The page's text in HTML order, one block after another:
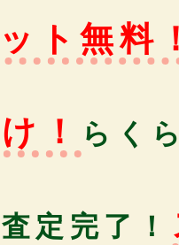
ト無料！
！ らく
定完了！